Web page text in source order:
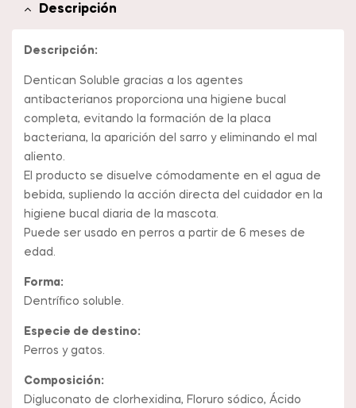
Descripción
Descripción:
Dentican Soluble gracias a los agentes
antibacterianos proporciona una higiene bucal
completa, evitando la formación de la placa
bacteriana, la aparición del sarro y eliminando el mal
aliento.
El producto se disuelve cómodamente en el agua de
bebida, supliendo la acción directa del cuidador en la
higiene bucal diaria de la mascota.
Puede ser usado en perros a partir de 6 meses de
edad.
Forma:
Dentrífico soluble.
Especie de destino:
Perros y gatos.
Composición:
Digluconato de clorhexidina, Floruro sódico, Ácido